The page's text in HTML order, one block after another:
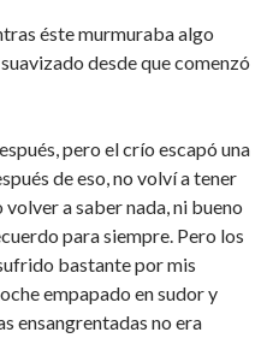
éste murmuraba algo
desde que comenzó
pero el crío escapó una
de eso, no volví a tener
a saber nada, ni bueno
para siempre. Pero los
bastante por mis
empapado en sudor y
ensangrentadas no era